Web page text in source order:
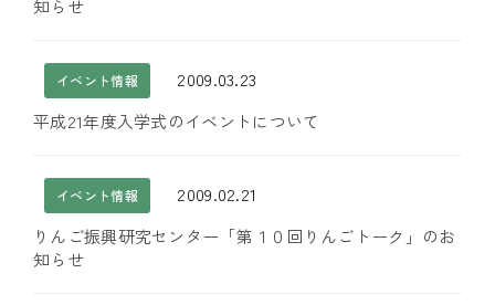
知らせ
イベント情報
2009.03.23
平成21年度入学式のイベントについて
イベント情報
2009.02.21
りんご振興研究センター「第１０回りんごトーク」のお
知らせ